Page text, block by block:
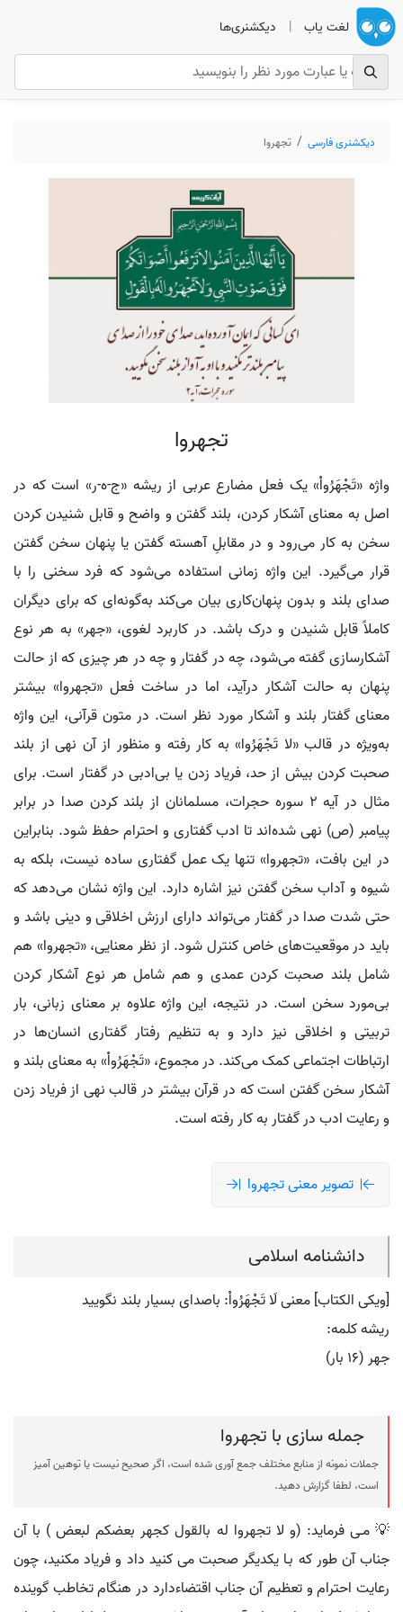
لغت یاب | دیکشنری‌ها
دیکشنری فارسی تجهروا
تجهروا
واژه «تَجْهَرُواْ» یک فعل مضارع عربی از ریشه «ج-ه-ر» است که در
اصل به معنای آشکار کردن، بلند گفتن و واضح و قابل شنیدن کردن
سخن به کار می‌رود و در مقابلِ آهسته گفتن یا پنهان سخن گفتن
قرار می‌گیرد. این واژه زمانی استفاده می‌شود که فرد سخنی را با
صدای بلند و بدون پنهان‌کاری بیان می‌کند به‌گونه‌ای که برای دیگران
کاملاً قابل شنیدن و درک باشد. در کاربرد لغوی، «جهر» به هر نوع
آشکارسازی گفته می‌شود، چه در گفتار و چه در هر چیزی که از حالت
پنهان به حالت آشکار درآید، اما در ساخت فعل «تجهروا» بیشتر
معنای گفتار بلند و آشکار مورد نظر است. در متون قرآنی، این واژه
به‌ویژه در قالب «لا تَجْهَرُوا» به کار رفته و منظور از آن نهی از بلند
صحبت کردن بیش از حد، فریاد زدن یا بی‌ادبی در گفتار است. برای
مثال در آیه ۲ سوره حجرات، مسلمانان از بلند کردن صدا در برابر
پیامبر (ص) نهی شده‌اند تا ادب گفتاری و احترام حفظ شود. بنابراین
در این بافت، «تجهروا» تنها یک عمل گفتاری ساده نیست، بلکه به
شیوه و آداب سخن گفتن نیز اشاره دارد. این واژه نشان می‌دهد که
حتی شدت صدا در گفتار می‌تواند دارای ارزش اخلاقی و دینی باشد و
باید در موقعیت‌های خاص کنترل شود. از نظر معنایی، «تجهروا» هم
شامل بلند صحبت کردن عمدی و هم شامل هر نوع آشکار کردن
بی‌مورد سخن است. در نتیجه، این واژه علاوه بر معنای زبانی، بار
تربیتی و اخلاقی نیز دارد و به تنظیم رفتار گفتاری انسان‌ها در
ارتباطات اجتماعی کمک می‌کند. در مجموع، «تَجْهَرُواْ» به معنای بلند و
آشکار سخن گفتن است که در قرآن بیشتر در قالب نهی از فریاد زدن
و رعایت ادب در گفتار به کار رفته است.
تصویر معنی تجهروا
دانشنامه اسلامی
[ویکی الکتاب] معنی لَا تَجْهَرُواْ: باصدای بسیار بلند نگویید
ریشه کلمه:
جهر (۱۶ بار)
جمله سازی با تجهروا
جملات نمونه از منابع مختلف جمع آوری شده است، اگر صحیح نیست یا توهین آمیز
است، لطفا گزارش دهید.
💡 مـى فرمايد: (و لا تجهروا له بالقول كجهر بعضكم لبعض ) با آن
جناب آن طور كه بـا يكديگر صحبت مى كنيد داد و فرياد مكنيد، چون
رعايت احترام و تعظيم آن جناب اقتضاءدارد در هنگام تخاطب گوينده